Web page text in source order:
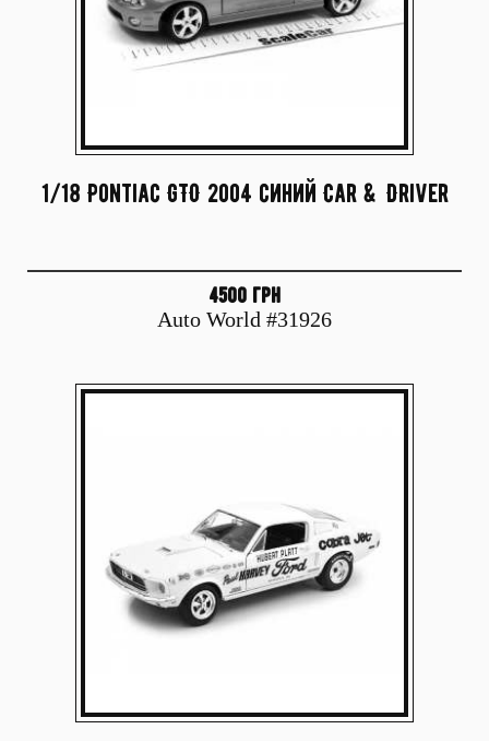
1/18 Pontiac GTO 2004 синий Car & Driver
4500 грн
Auto World #31926